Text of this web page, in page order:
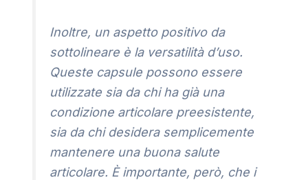
Inoltre, un aspetto positivo da
sottolineare è la versatilità d’uso.
Queste capsule possono essere
utilizzate sia da chi ha già una
condizione articolare preesistente,
sia da chi desidera semplicemente
mantenere una buona salute
articolare. È importante, però, che i